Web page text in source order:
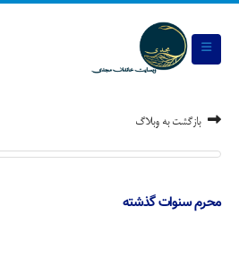
بازگشت به وبلاگ
محرم سنوات گذشته